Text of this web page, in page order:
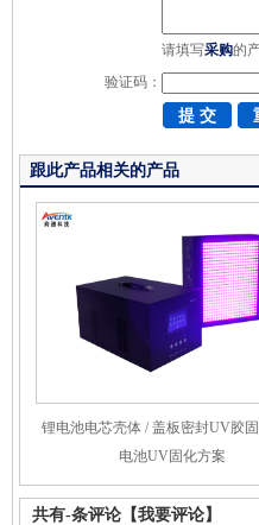
请填写采购的
验证码：
跟此产品相关的产品
锂电池电芯壳体 / 盖板密封UV胶
电池UV固化方案
共有-条评论 【我要评论】